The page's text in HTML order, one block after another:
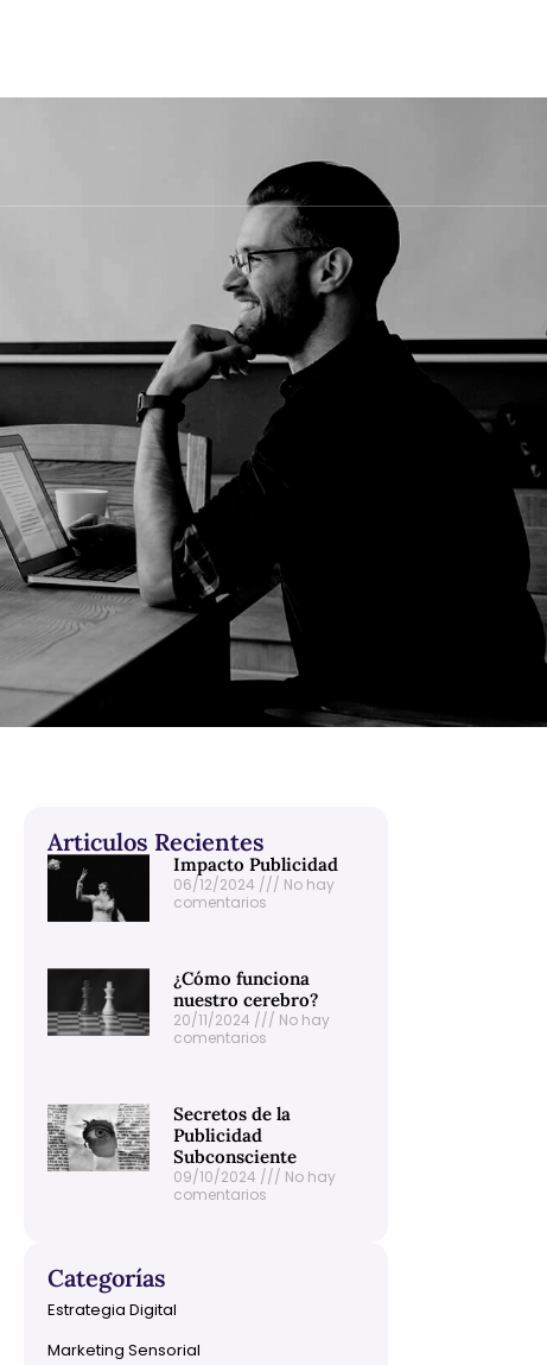
Articulos Recientes
Impacto Publicidad
06/12/2024
No hay
comentarios
¿Cómo funciona
nuestro cerebro?
20/11/2024
No hay
comentarios
Secretos de la
Publicidad
Subconsciente
09/10/2024
No hay
comentarios
Categorías
Estrategia Digital
Marketing Sensorial